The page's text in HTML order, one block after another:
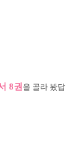
8권 을 골라 봤답